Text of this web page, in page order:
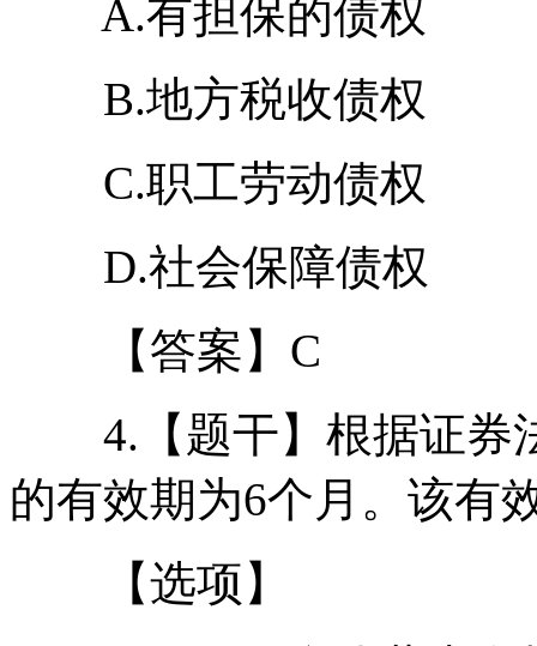
A.有担保的债权
B.地方税收债权
C.职工劳动债权
D.社会保障债权
【答案】C
4.【题干】根据证券
的有效期为6个月。该
【选项】